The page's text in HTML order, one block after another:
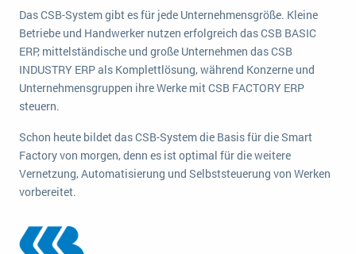
ERP News
SAP übernimmt Reltio für eine bessere
Datenintegration
Die „SaaSpocalypse“: Was ist das und was bedeutet es für die Zukunft von Unternehmenssoftware?
ERP-Trends in der Produktion
Das CSB-System gibt es für jede Unternehmensgröße. Kleine
Betriebe und Handwerker nutzen erfolgreich das CSB BASIC
ERP, mittelständische und große Unternehmen das CSB
INDUSTRY ERP als Komplettlösung, während Konzerne und
Unternehmensgruppen ihre Werke mit CSB FACTORY ERP
steuern.
Schon heute bildet das CSB-System die Basis für die Smart
Factory von morgen, denn es ist optimal für die weitere
Vernetzung, Automatisierung und Selbststeuerung von Werken
vorbereitet.